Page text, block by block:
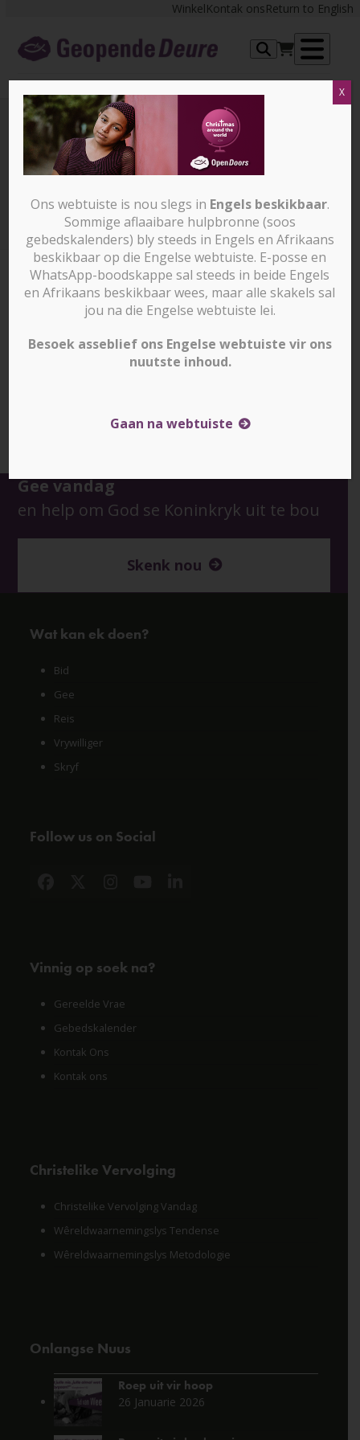
content
WinkelKontak onsReturn to English
MC_Eng_Daniela
MC_Eng_Daniela
thumbnail (150x150)
Gee vandag
en help om God se Koninkryk uit te bou
Skenk nou
Wat kan ek doen?
Bid
Gee
Reis
Vrywilliger
Skryf
Follow us on Social
Vinnig op soek na?
Gereelde Vrae
Gebedskalender
Kontak Ons
Kontak ons
Christelike Vervolging
Christelike Vervolging Vandag
Wêreldwaarnemingslys Tendense
Wêreldwaarnemingslys Metodologie
Onlangse Nuus
Roep uit vir hoop
26 Januarie 2026
Ons webtuiste is nou slegs in Engels beskikbaar.
Sommige aflaaibare hulpbronne (soos
gebedskalenders) bly steeds in Engels en Afrikaans
beskikbaar op die Engelse webtuiste. E-posse en
WhatsApp-boodskappe sal steeds in beide Engels
en Afrikaans beskikbaar wees, maar alle skakels sal
jou na die Engelse webtuiste lei.
Besoek asseblief ons Engelse webtuiste vir ons
nuutste inhoud.
Gaan na webtuiste
X